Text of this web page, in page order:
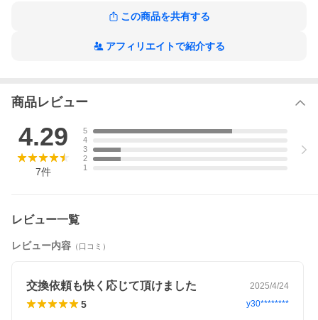
この商品を共有する
アフィリエイトで紹介する
商品レビュー
4.29
7件
5
4
3
2
1
レビュー一覧
レビュー内容 （口コミ）
交換依頼も快く応じて頂けました 2025/4/24
5 y30********